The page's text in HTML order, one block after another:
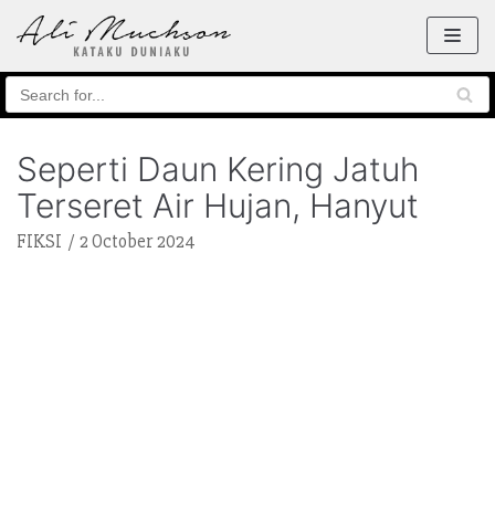
Skip
content
Seperti Daun Kering Jatuh
Terseret Air Hujan, Hanyut
FIKSI 2 October 2024